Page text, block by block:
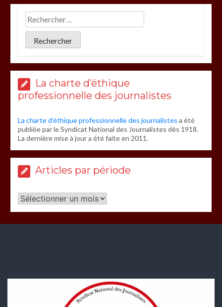
La charte d’éthique
professionnelle des journalistes
La charte d’éthique professionnelle des journalistes a été
publiée par le Syndicat National des Journalistes dès 1918.
La dernière mise à jour a été faite en 2011.
Articles par période
Articles
par
période